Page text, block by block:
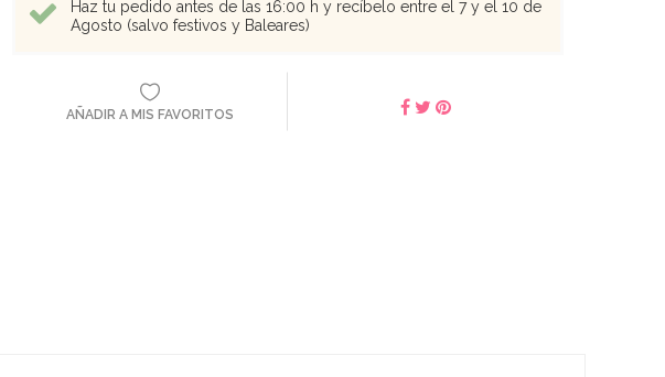
Haz tu pedido antes de las 16:00 h y recíbelo entre el 7 y el 10 de
Agosto (salvo festivos y Baleares)
AÑADIR A MIS FAVORITOS